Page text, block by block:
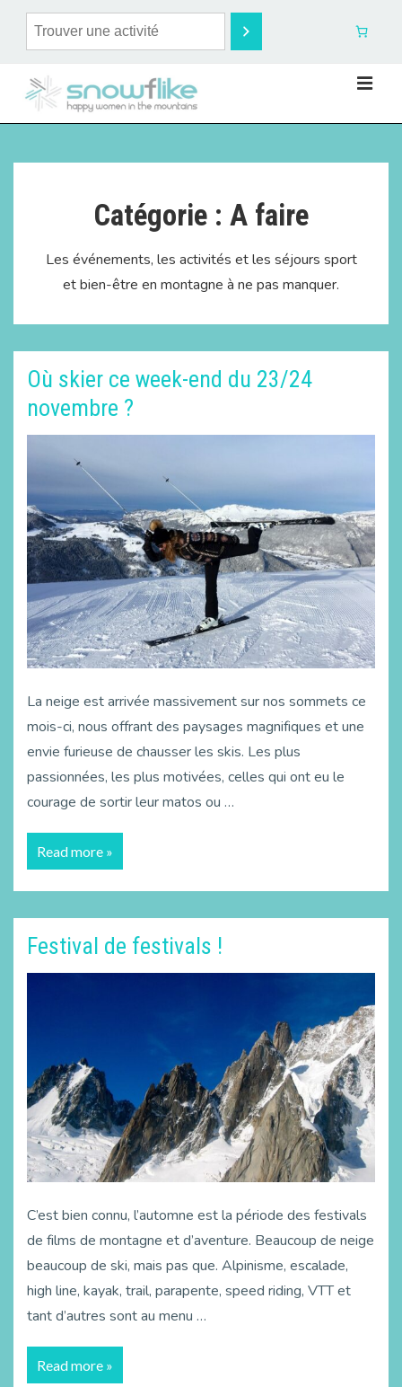
Catégorie : A faire
Les événements, les activités et les séjours sport
et bien-être en montagne à ne pas manquer.
Où skier ce week-end du 23/24
novembre ?
La neige est arrivée massivement sur nos sommets ce
mois-ci, nous offrant des paysages magnifiques et une
envie furieuse de chausser les skis. Les plus
passionnées, les plus motivées, celles qui ont eu le
courage de sortir leur matos ou …
Read more »
Festival de festivals !
C’est bien connu, l’automne est la période des festivals
de films de montagne et d’aventure. Beaucoup de neige
beaucoup de ski, mais pas que. Alpinisme, escalade,
high line, kayak, trail, parapente, speed riding, VTT et
tant d’autres sont au menu …
Read more »